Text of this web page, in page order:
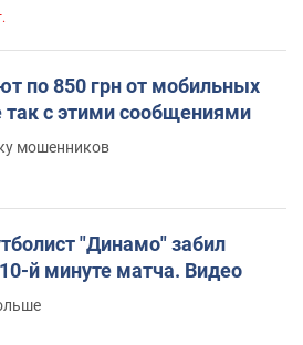
по 850 грн от мобильных
так с этими сообщениями
мошенников
"Динамо" забил
й минуте матча. Видео